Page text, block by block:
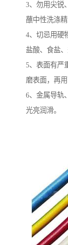
3、勿用尖锐
蘸中性洗涤
4、切忌用硬
盐酸、食盐
5、表面有严
磨表面，再用
6、金属导轨
光亮润滑。